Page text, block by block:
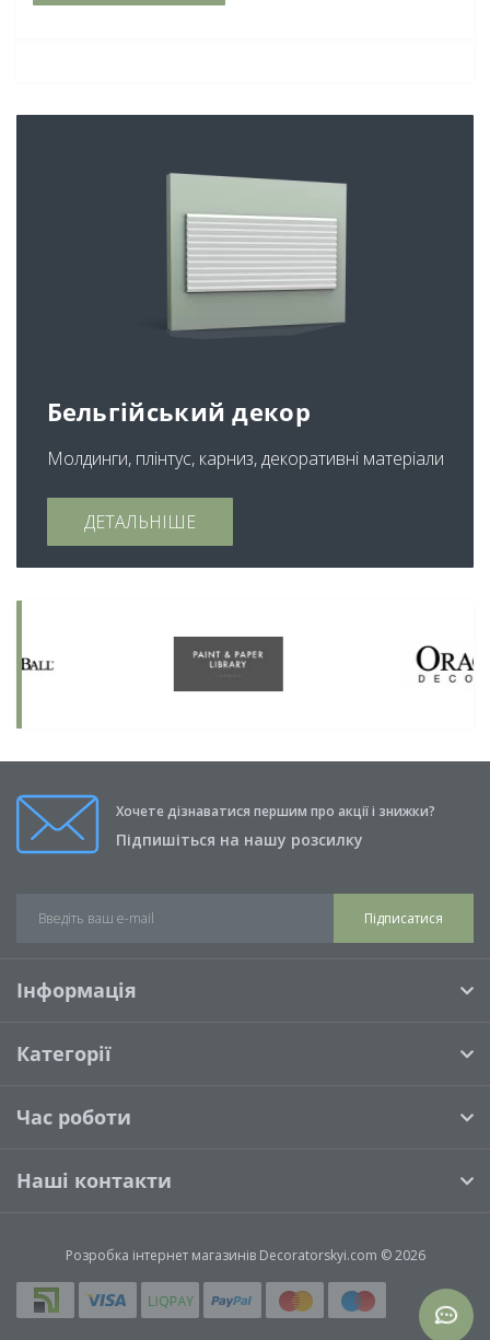
Бельгійський декор
Молдинги, плінтус, карниз, декоративні матеріали
ДЕТАЛЬНІШЕ
Хочете дізнаватися першим про акції і знижки?
Підпишіться на нашу розсилку
Підписатися
Інформація
Категорії
Час роботи
Наші контакти
Розробка інтернет магазинівDecoratorskyi.com © 2026